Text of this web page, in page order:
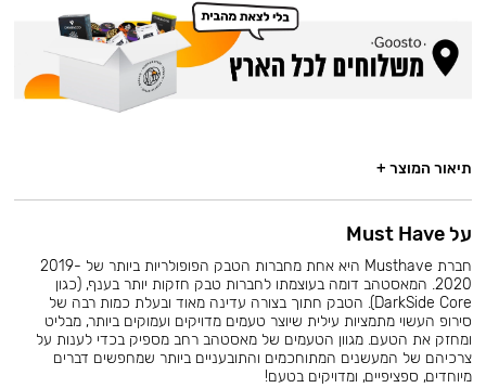
תיאור המוצר +
על Must Have
חברת Musthave היא אחת מחברות הטבק הפופולריות ביותר של 2019-
2020. המאסטהב דומה בעוצמתו לחברות טבק חזקות יותר בענף, (כגון
DarkSide Core). הטבק חתוך בצורה עדינה מאוד ובעלת כמות רבה של
סירופ העשוי מתמציות עילית שיוצר טעמים מדויקים ועמוקים ביותר, מבליט
ומחזק את הטעם. מגוון הטעמים של מאסטהב רחב מספיק בכדי לענות על
צרכיהם של המעשנים המתוחכמים והתובעניים ביותר שמחפשים דברים
מיוחדים, ספציפיים, ומדויקים בטעם!